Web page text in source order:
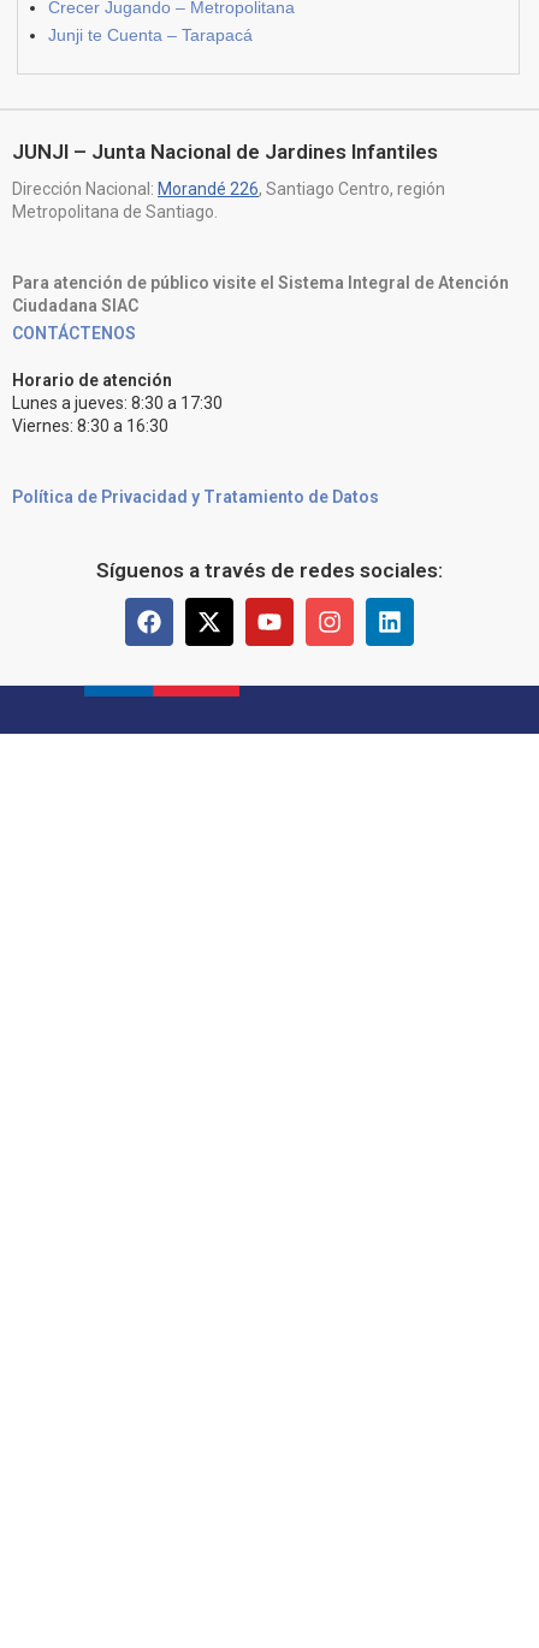
Crecer Jugando – Metropolitana
Junji te Cuenta – Tarapacá
JUNJI – Junta Nacional de Jardines Infantiles
Dirección Nacional: Morandé 226, Santiago Centro, región
Metropolitana de Santiago.
Para atención de público visite el Sistema Integral de Atención
Ciudadana SIAC
CONTÁCTENOS
Horario de atención
Lunes a jueves: 8:30 a 17:30
Viernes: 8:30 a 16:30
Política de Privacidad y Tratamiento de Datos
Síguenos a través de redes sociales: